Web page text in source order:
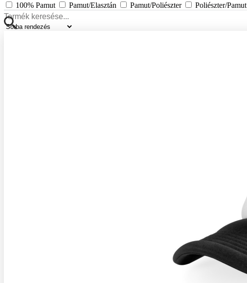
100% Pamut Pamut/Elasztán Pamut/Poliészter Poliészter/Pamut